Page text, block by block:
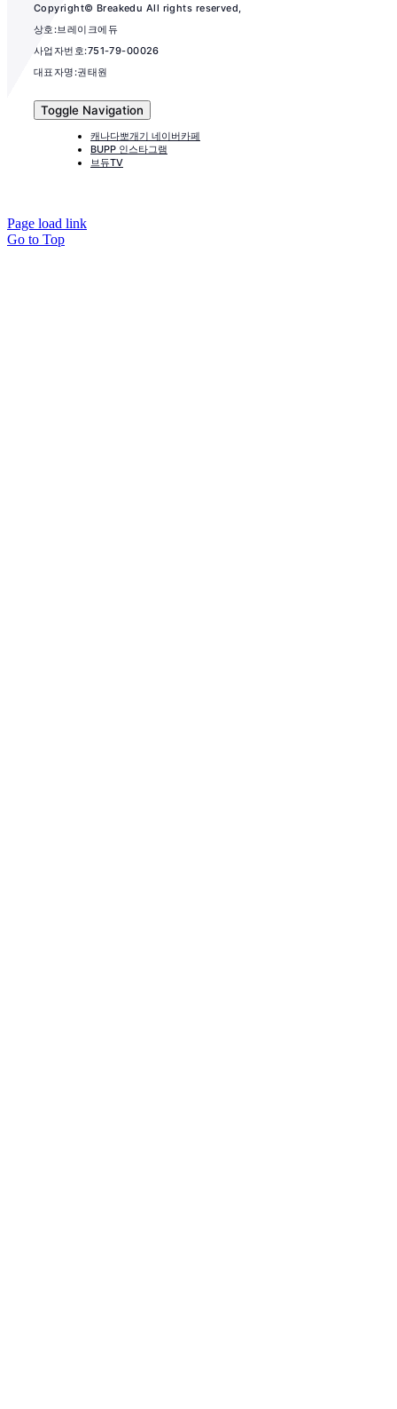
Copyright© Breakedu All rights reserved,
상호:브레이크에듀
사업자번호:751-79-00026
대표자명:권태원
Toggle Navigation
캐나다뽀개기 네이버카페
BUPP 인스타그램
브듀TV
Page load link
Go to Top